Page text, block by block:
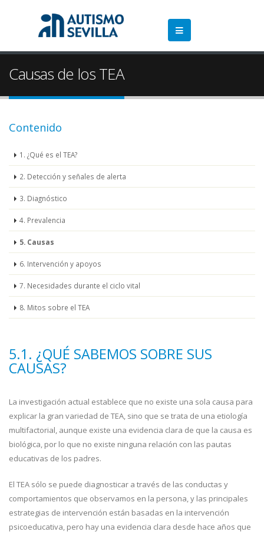
Causas de los TEA
Contenido
1. ¿Qué es el TEA?
2. Detección y señales de alerta
3. Diagnóstico
4. Prevalencia
5. Causas
6. Intervención y apoyos
7. Necesidades durante el ciclo vital
8. Mitos sobre el TEA
5.1. ¿QUÉ SABEMOS SOBRE SUS
CAUSAS?
La investigación actual establece que no existe una sola causa para
explicar la gran variedad de TEA, sino que se trata de una etiología
multifactorial, aunque existe una evidencia clara de que la causa es
biológica, por lo que no existe ninguna relación con las pautas
educativas de los padres.
El TEA sólo se puede diagnosticar a través de las conductas y
comportamientos que observamos en la persona, y las principales
estrategias de intervención están basadas en la intervención
psicoeducativa, pero hay una evidencia clara desde hace años que